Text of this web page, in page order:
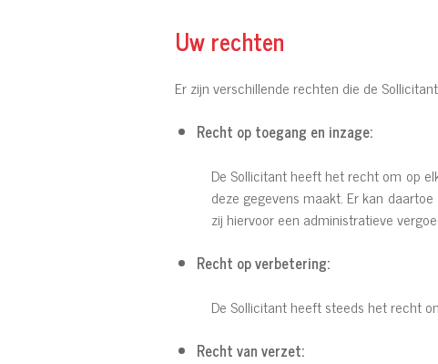
Uw rechten
Er zijn verschillende rechten die de
Recht op toegang en inzage:
De Sollicitant heeft het recht om op
deze gegevens maakt. Er kan
zij hiervoor een administratieve
Recht op verbetering:
De Sollicitant heeft steeds het recht
Recht van verzet: